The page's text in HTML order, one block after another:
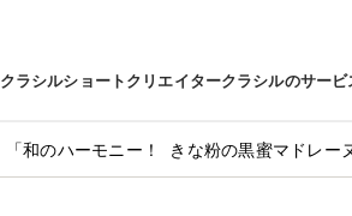
クラシルショートクリエイタークラシルのサービ
「和のハーモニー！ きな粉の黒蜜マドレー